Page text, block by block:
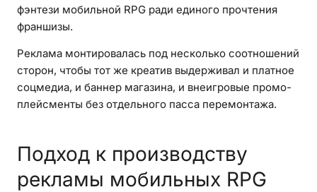
фэнтези мобильной RPG ради единого прочтения
франшизы.
Реклама монтировалась под несколько соотношений
сторон, чтобы тот же креатив выдерживал и платное
соцмедиа, и баннер магазина, и внеигровые промо-
плейсменты без отдельного пасса перемонтажа.
Подход к производству
рекламы мобильных RPG